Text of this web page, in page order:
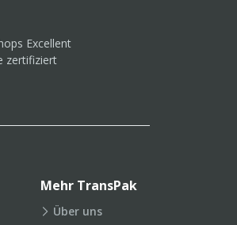
Mehr TransPak
Über uns